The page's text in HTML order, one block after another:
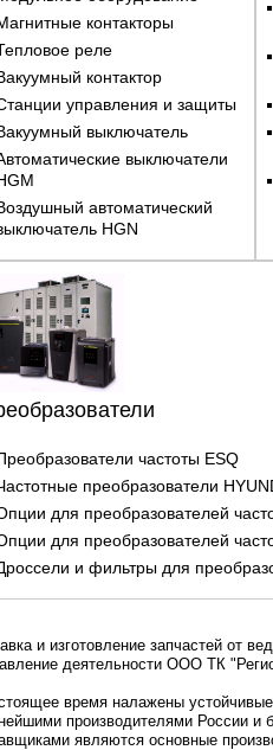
контакторы
реле
контактор
управления и защиты
выключатель
выключатели
автоматический
HGN
частоты ESQ
преобразователи
для преобразователей
для преобразователей
и фильтры для
и изготовление запчастей от
деятельности ООО ТК
время налажены
производителями России и
являются основные